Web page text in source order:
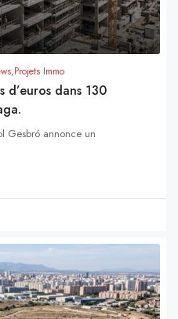
,Projets Immo
d’euros dans 130
Gesbró annonce un